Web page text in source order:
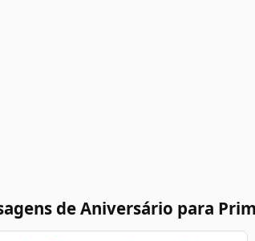
de Aniversário para